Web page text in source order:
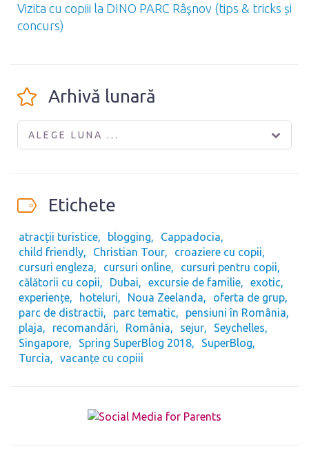
Vizita cu copiii la DINO PARC Râşnov (tips & tricks și
concurs)
Arhivă lunară
ALEGE LUNA ...
Etichete
atracții turistice blogging
Cappadocia
child friendly
Christian Tour
croaziere cu copii
cursuri engleza
cursuri online
cursuri pentru copii
călătorii cu copii
Dubai excursie de familie
exotic
experiențe
hoteluri Noua Zeelanda
oferta de grup
parc de distractii
parc tematic
pensiuni în România
plaja
recomandări România sejur
Seychelles
Singapore
Spring SuperBlog 2018
SuperBlog
Turcia
vacanțe cu copiii